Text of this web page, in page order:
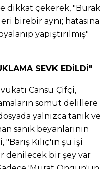
dikkat çekerek, "Burak
birebir aynı; hatasına
yapıştırılmış"
SEVK EDİLDİ"
Cansu Çifçi,
somut delillere
yalnızca tanık ve
sanık beyanlarının
Kılıç'ın şu işi
denilecek bir şey var